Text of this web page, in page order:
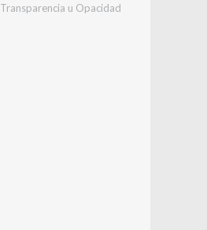
Transparencia u Opacidad